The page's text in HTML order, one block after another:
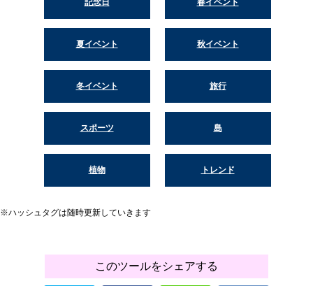
記念日 春イベント
夏イベント 秋イベント
冬イベント 旅行
スポーツ 島
植物 トレンド
※ハッシュタグは随時更新していきます
このツールをシェアする